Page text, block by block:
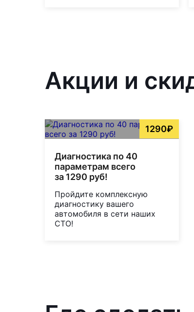
Акции и
1290₽
Диагностика по 40
параметрам всего
за 1290 руб!
Пройдите комплексную
диагностику вашего
автомобиля в сети наших
СТО!